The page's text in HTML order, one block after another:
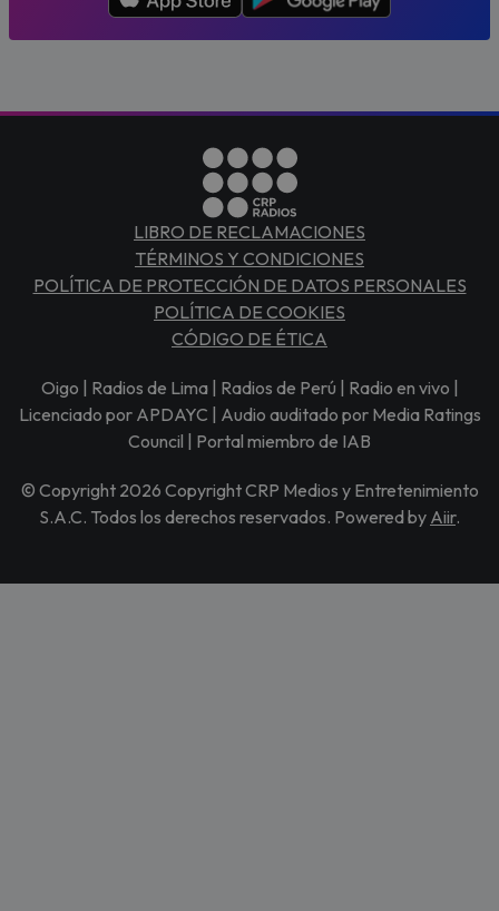
LIBRO DE RECLAMACIONES
TÉRMINOS Y CONDICIONES
POLÍTICA DE PROTECCIÓN DE DATOS PERSONALES
POLÍTICA DE COOKIES
CÓDIGO DE ÉTICA
Oigo | Radios de Lima | Radios de Perú | Radio en vivo |
Licenciado por APDAYC | Audio auditado por Media Ratings
Council | Portal miembro de IAB
© Copyright 2026 Copyright CRP Medios y Entretenimiento
S.A.C. Todos los derechos reservados. Powered by Aiir.